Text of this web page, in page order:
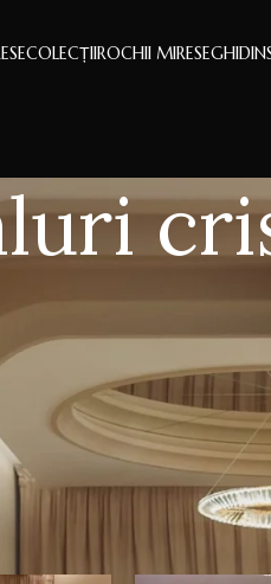
COLECȚIIROCHII MIRESEGHID
cu cristale
Și există voaluri care prind
face parte din a doua
care apare exact când